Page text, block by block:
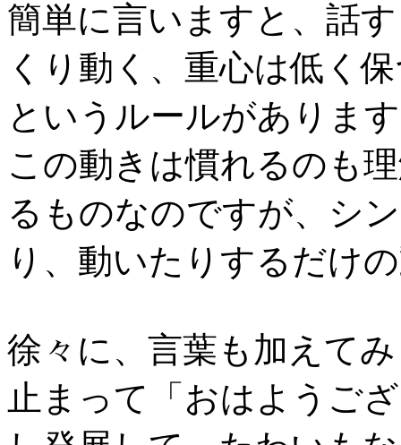
簡単に言いますと、話
くり動く、重心は低く
というルールがありま
この動きは慣れるのも
るものなのですが、シ
り、動いたりするだけ
徐々に、言葉も加えて
止まって「おはようご